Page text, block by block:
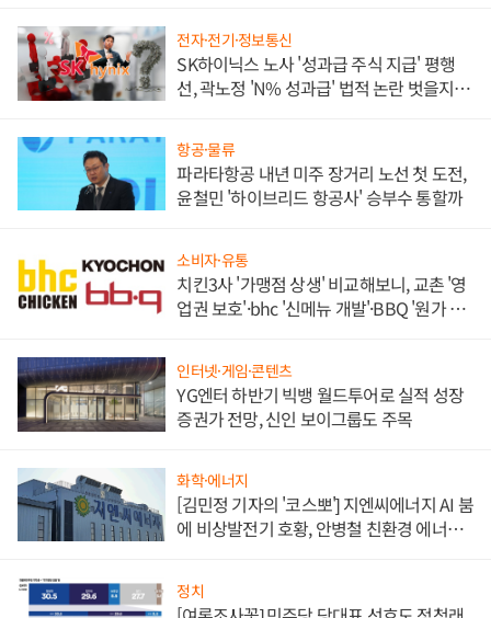
전자·전기·정보통신
SK하이닉스 노사 '성과급 주식 지급' 평행
선, 곽노정 'N% 성과급' 법적 논란 벗을지 주
항공·물류
파라타항공 내년 미주 장거리 노선 첫 도전,
윤철민 '하이브리드 항공사' 승부수 통할까
소비자·유통
치킨3사 '가맹점 상생' 비교해보니, 교촌 '영
업권 보호'·bhc '신메뉴 개발'·BBQ '원가 부
인터넷·게임·콘텐츠
YG엔터 하반기 빅뱅 월드투어로 실적 성장
증권가 전망, 신인 보이그룹도 주목
화학·에너지
[김민정 기자의 '코스뽀'] 지엔씨에너지 AI 붐
에 비상발전기 호황, 안병철 친환경 에너지
정치